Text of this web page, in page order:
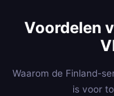
Voordelen
Waarom de Finland-
is voor